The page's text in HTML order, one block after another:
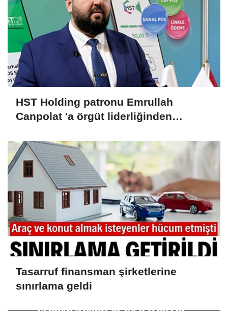
HST Holding patronu Emrullah
Canpolat 'a örgüt liderliğinden
malvarlığına el konuldu
Tasarruf finansman şirketlerine
sınırlama geldi